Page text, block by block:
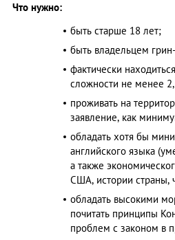
Что нужно:
быть старше 18 лет;
быть владельцем
фактически
сложности не менее
проживать на
заявление, как
обладать хотя бы
английского языка
а также
США, истории страны,
обладать высокими
почитать принципы
проблем с законом в